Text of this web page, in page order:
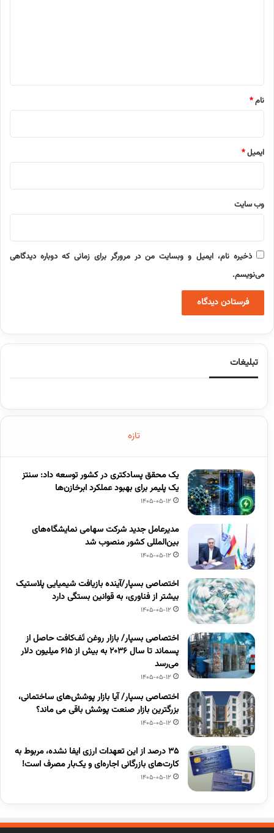
نام*
ایمیل*
وب‌ سایت
ذخیره نام، ایمیل و وبسایت من در مرورگر برای زمانی که دوباره دیدگاهی
می‌نویسم.
تبلیغات
تازه
یک محقق پسادکتری در کشور توسعه داد: سنتز
یک پلیمر برای بهبود عملکرد ابرخازن‌ها
1405-05-12
مدیرعامل جدید شرکت سهامی نمایشگاه‌های
بین‌المللی کشور منصوب شد
1405-05-12
اختصاصی بسپار/آینده بازیافت شیمیایی پلاستیک
بیشتر از فناوری، به قوانین بستگی دارد
1405-05-12
اختصاصی بسپار/ بازار روغن تَف‌کافت حاصل از
پسماند تا سال ۲۰۳۶ به بیش از ۶۱۵ میلیون دلار
می‌رسد
1405-05-12
اختصاصی بسپار/ آیا بازار پوشش‌های ساختمانی،
بزرگترین بازار صنعت پوشش باقی می ماند؟
1405-05-12
۳۵ درصد از این تعهدات ارزی ایفا نشده، مربوط به
کارت‌های بازرگانی اجاره‌ای و یک‌بار مصرف است!
1405-05-12